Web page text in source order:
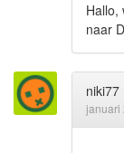
Hallo,
naar
niki77
januari